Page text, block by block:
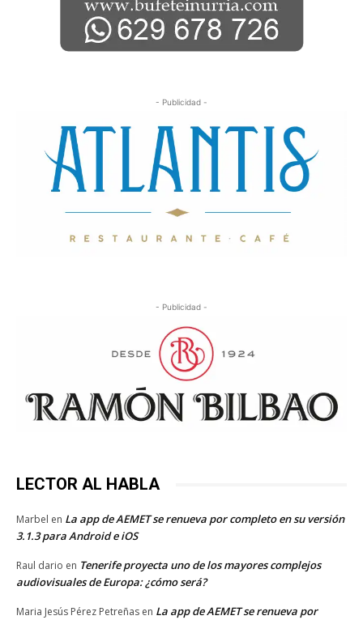
- Publicidad -
- Publicidad -
LECTOR AL HABLA
Marbel en La app de AEMET se renueva por completo en su versión
3.1.3 para Android e iOS
Raul dario en Tenerife proyecta uno de los mayores complejos
audiovisuales de Europa: ¿cómo será?
Maria Jesús Pérez Petreñas en La app de AEMET se renueva por